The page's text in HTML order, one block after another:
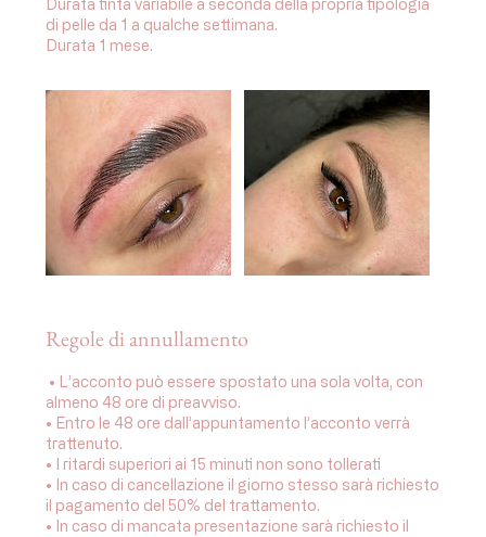
Durata tinta variabile a seconda della propria tipologia
di pelle da 1 a qualche settimana.
Durata 1 mese.
Regole di annullamento
⁠ •⁠ L’acconto può essere spostato una sola volta, con
almeno 48 ore di preavviso.
•⁠ ⁠Entro le 48 ore dall’appuntamento l’acconto verrà
trattenuto.
•⁠ I ritardi superiori ai 15 minuti non sono tollerati
•⁠ ⁠In caso di cancellazione il giorno stesso sarà richiesto
il pagamento del 50% del trattamento.
•⁠ ⁠In caso di mancata presentazione sarà richiesto il